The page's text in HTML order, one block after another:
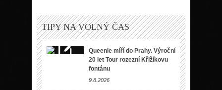
TIPY NA VOLNÝ ČAS
Queenie míří do Prahy. Výroční
20 let Tour rozezní Křižíkovu
fontánu
9.8.2026